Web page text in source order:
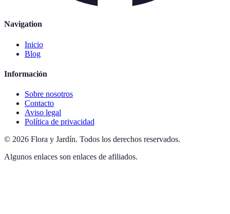
Navigation
Inicio
Blog
Información
Sobre nosotros
Contacto
Aviso legal
Política de privacidad
© 2026 Flora y Jardín. Todos los derechos reservados.
Algunos enlaces son enlaces de afiliados.